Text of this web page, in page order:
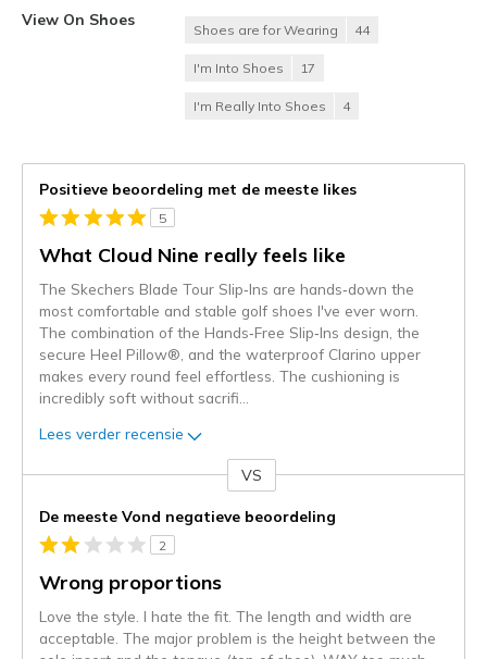
View On Shoes
Shoes are for Wearing 44
I'm Into Shoes 17
I'm Really Into Shoes 4
Positieve beoordeling met de meeste likes
5
What Cloud Nine really feels like
The Skechers Blade Tour Slip‑Ins are hands‑down the
most comfortable and stable golf shoes I've ever worn.
The combination of the Hands‑Free Slip‑Ins design, the
secure Heel Pillow®, and the waterproof Clarino upper
makes every round feel effortless. The cushioning is
incredibly soft without sacrifi
Lees verder recensie
content
wordt
momenteel
gemigreerd
de
niejee
VS
De meeste Vond negatieve beoordeling
2
Wrong proportions
Love the style. I hate the fit. The length and width are
acceptable. The major problem is the height between the